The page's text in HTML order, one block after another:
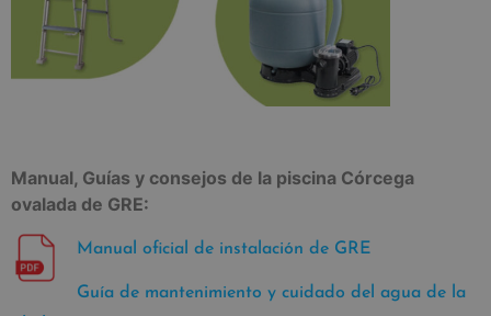
Manual, Guías y consejos de la piscina Córcega
ovalada de GRE:
Manual oficial de instalación de GRE
Guía de mantenimiento y cuidado del agua de la